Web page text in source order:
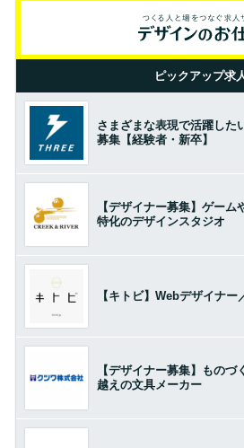
ピックアップ求
さまざまな表現で活躍した
募集【経験者・新卒】
【デザイナー募集】ゲー
特化のデザインスタジオ
【キトビ】Webデザイナ
【デザイナー募集】もの
越えの文具メーカー